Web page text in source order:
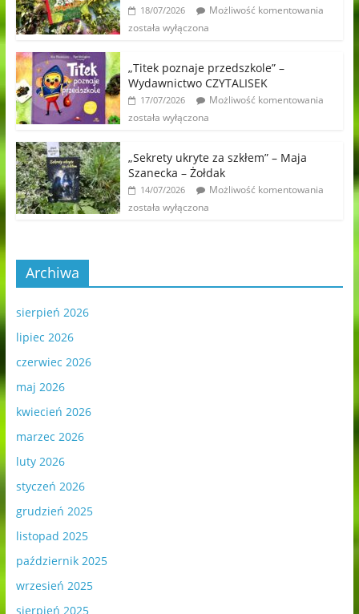
18/07/2026
Możliwość komentowania
została wyłączona
„Titek poznaje przedszkole” –
Wydawnictwo CZYTALISEK
17/07/2026
Możliwość komentowania
została wyłączona
„Sekrety ukryte za szkłem” – Maja
Szanecka – Żołdak
14/07/2026
Możliwość komentowania
została wyłączona
Archiwa
sierpień 2026
lipiec 2026
czerwiec 2026
maj 2026
kwiecień 2026
marzec 2026
luty 2026
styczeń 2026
grudzień 2025
listopad 2025
październik 2025
wrzesień 2025
sierpień 2025